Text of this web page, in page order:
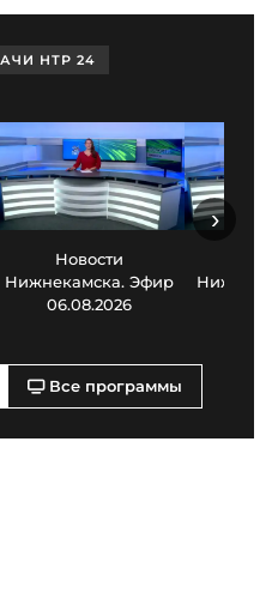
НТР 24
Новости
Нижнекамска. Эфир
06.08.2026
›
Все программы